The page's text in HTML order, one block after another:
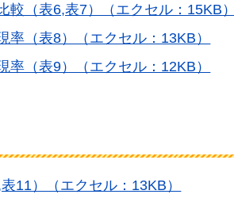
較（表6,表7）（エクセル：15KB）
率（表8）（エクセル：13KB）
率（表9）（エクセル：12KB）
11）（エクセル：13KB）